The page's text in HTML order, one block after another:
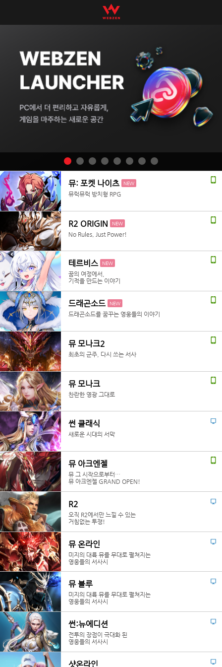
뮤: 포켓 나이츠 NEW
뮤럭뮤럭 방치형 RPG
R2 ORIGIN NEW
No Rules, Just Power!
테르비스 NEW
꿈의 여정에서,
기적을 만드는 이야기
드래곤소드 NEW
드래곤소드를 꿈꾸는 영웅들의 이야기
뮤 모나크2
최초의 군주, 다시 쓰는 서사
뮤 모나크
찬란한 영광 그대로
썬 클래식
새로운 시대의 서막
뮤 아크엔젤
뮤 그 시작으로부터…
뮤 아크엔젤 GRAND OPEN!
R2
오직 R2에서만 느낄 수 있는
거침없는 투쟁!
뮤 온라인
미지의 대륙 뮤를 무대로 펼쳐지는
영웅들의 서사시
뮤 블루
미지의 대륙 뮤를 무대로 펼쳐지는
영웅들의 서사시
썬:뉴에디션
전투의 장점이 극대화 된
영웅들의 서사시
샷온라인